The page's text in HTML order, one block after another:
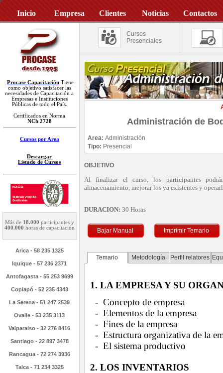
Inicio Empresa Clientes Noticias Contactos
Procase Capacitación Tiene
como objetivo satisfacer las
necesidades de Capacitación a
Empresas e Instituciones
Públicas de todo el País.
Certificados en Norma
NCh 2728
Cursos por Area
Descargar
Listado de Cursos
Más de 18.000 participantes y
400.000 horas de capacitación
Arica - 58 235 1325
Iquique - 57 236 2371
Antofagasta - 55 253 9699
Copiapó - 52 235 4343
La Serena - 51 247 2539
Ovalle - 53 235 3113
Valparaiso - 32 276 8416
Santiago - 22 897 3478
Rancagua - 72 274 3936
Talca - 71 234 3325
Cursos
Presenciales
Administración de
Area:Administración
Tipo: Presencial
OBJETIVO
Al finalizar el curso, los participantes
almacenamiento, mejorar los ya existentes y
DURACION: 30 Horas
Bajar Manual Imprimir Temario
Temario Metodología Perfil relatores
1. LA EMPRESA Y SU
- Concepto de empresa
- Elementos de la empresa
- Fines de la empresa
- Estructura organizativa de la
- El sistema productivo
2. LOS INVENTARIOS